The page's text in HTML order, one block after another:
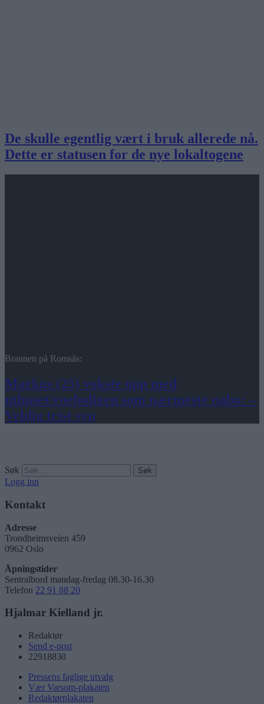
De skulle egentlig vært i bruk allerede nå.
Dette er statusen for de nye lokaltogene
Brannen på Romsås:
Markus (25) vokste opp med
uthuset/eneboligen som nærmeste nabo: –
Veldig trist syn
Søk
Logg inn
Kontakt
Adresse
Trondheimsveien 459
0962 Oslo
Åpningstider
Sentralbord mandag-fredag 08.30-16.30
Telefon 22 91 88 20
Hjalmar Kielland jr.
Redaktør
Send e-post
22918830
Pressens faglige utvalg
Vær Varsom-plakaten
Redaktørplakaten